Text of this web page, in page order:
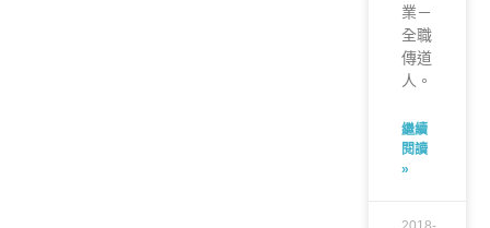
業－
全職
傳道
人。
繼續
閱讀
»